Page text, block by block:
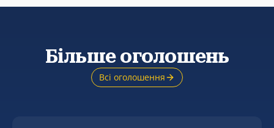
Більше оголошень
Всі оголошення